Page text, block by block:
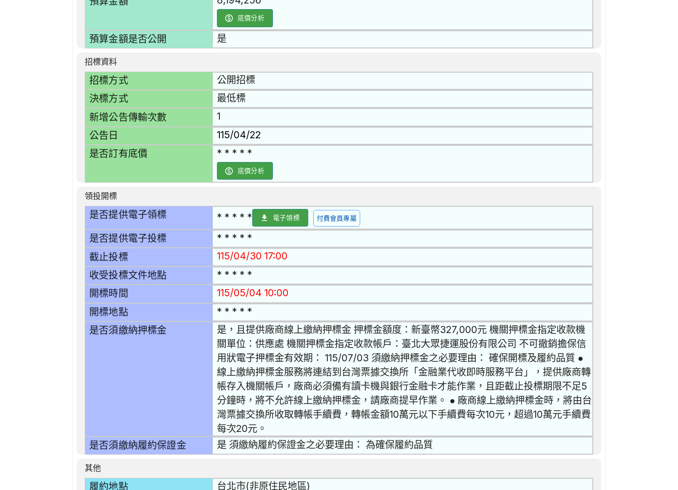
底價分析
預算金額是否公開 是
招標資料
招標方式 公開招標
決標方式 最低標
新增公告傳輸次數 1
公告日 115/04/22
是否訂有底價 * * * * *
底價分析
領投開標
是否提供電子領標 * * * * * 電子領標 付費會員專屬
是否提供電子投標 * * * * *
截止投標 115/04/30 17:00
收受投標文件地點 * * * * *
開標時間 115/05/04 10:00
開標地點 * * * * *
是否須繳納押標金
是，且提供廠商線上繳納押標金 押標金額度：新臺幣327,000元 機關押標金指定收款機
關單位：供應處 機關押標金指定收款帳戶：臺北大眾捷運股份有限公司 不可撤銷擔保信
用狀電子押標金有效期： 115/07/03 須繳納押標金之必要理由： 確保開標及履約品質 ●
線上繳納押標金服務將連結到台灣票據交換所「金融業代收即時服務平台」，提供廠商轉
帳存入機關帳戶，廠商必須備有讀卡機與銀行金融卡才能作業，且距截止投標期限不足5
分鐘時，將不允許線上繳納押標金，請廠商提早作業。 ● 廠商線上繳納押標金時，將由台
灣票據交換所收取轉帳手續費，轉帳金額10萬元以下手續費每次10元，超過10萬元手續費
每次20元。
是否須繳納履約保證金 是 須繳納履約保證金之必要理由： 為確保履約品質
其他
履約地點 台北市(非原住民地區)